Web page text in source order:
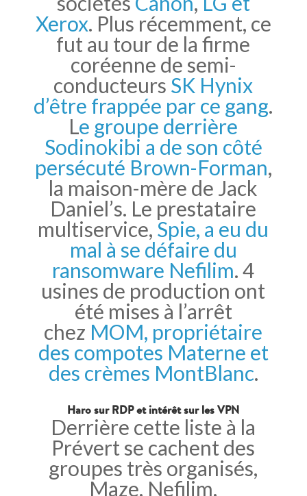
Xerox. Plus récemment, ce
fut au tour de la firme
coréenne de semi-
conducteurs SK Hynix
d’être frappée par ce gang.
Le groupe derrière
Sodinokibi a de son côté
persécuté Brown-Forman,
la maison-mère de Jack
Daniel’s. Le prestataire
multiservice, Spie, a eu du
mal à se défaire du
ransomware Nefilim. 4
usines de production ont
été mises à l’arrêt
chez MOM, propriétaire
des compotes Materne et
des crèmes MontBlanc.
Haro sur RDP et intérêt sur les VPN
Derrière cette liste à la
Prévert se cachent des
groupes très organisés,
Maze, Nefilim,